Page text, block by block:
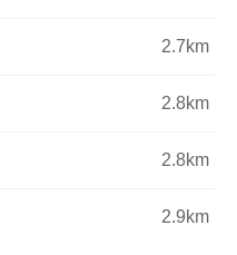
2.7km
2.8km
2.8km
2.9km